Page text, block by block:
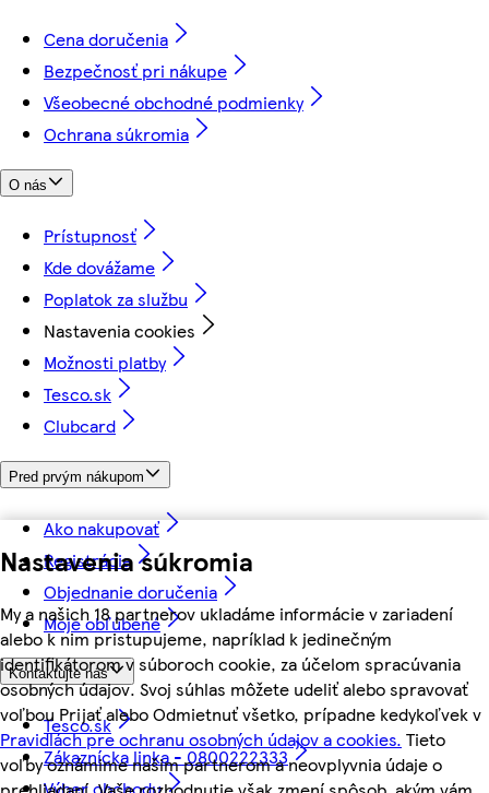
Nastavenia súkromia
My a našich 18 partnerov ukladáme informácie v zariadení
alebo k nim pristupujeme, napríklad k jedinečným
identifikátorom v súboroch cookie, za účelom spracúvania
osobných údajov. Svoj súhlas môžete udeliť alebo spravovať
voľbou Prijať alebo Odmietnuť všetko, prípadne kedykoľvek v
Pravidlách pre ochranu osobných údajov a cookies. Tieto
voľby oznámime našim partnerom a neovplyvnia údaje o
Cena doručenia
Bezpečnosť pri nákupe
Všeobecné obchodné podmienky
Ochrana súkromia
O nás
Prístupnosť
Kde dovážame
Poplatok za službu
Nastavenia cookies
Možnosti platby
Tesco.sk
Clubcard
Pred prvým nákupom
Ako nakupovať
Registrácia
Objednanie doručenia
Moje obľúbené
Kontaktujte nás
Tesco.sk
Zákaznícka linka - 0800222333